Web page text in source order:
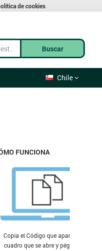
de cookies
Buscar
Chile
FUNCIONA
que aparece en el
se abre y pégalo en el